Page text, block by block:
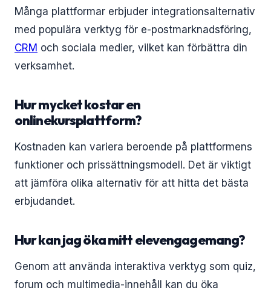
Många plattformar erbjuder integrationsalternativ
med populära verktyg för e-postmarknadsföring,
CRM och sociala medier, vilket kan förbättra din
verksamhet.
Hur mycket kostar en
onlinekursplattform?
Kostnaden kan variera beroende på plattformens
funktioner och prissättningsmodell. Det är viktigt
att jämföra olika alternativ för att hitta det bästa
erbjudandet.
Hur kan jag öka mitt elevengagemang?
Genom att använda interaktiva verktyg som quiz,
forum och multimedia-innehåll kan du öka